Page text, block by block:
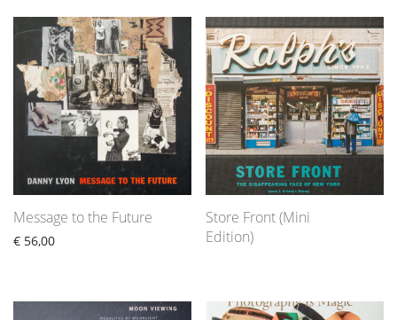
Message to the Future
€ 56,00
Store Front (Mini
Edition)